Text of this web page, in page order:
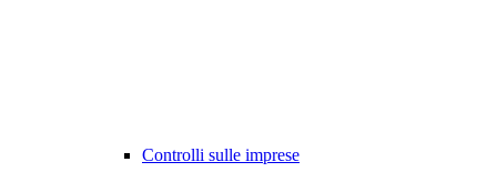
Controlli sulle imprese